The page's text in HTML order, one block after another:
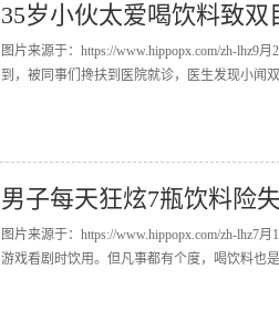
35岁小伙太爱喝饮料致
图片来源于：https://www.hippopx.com/zh-lhz9
到，被同事们搀扶到医院就诊，医生发现小闻
男子每天狂炫7瓶饮料险
图片来源于：https://www.hippopx.com/zh-lhz7
游戏看剧时饮用。但凡事都有个度，喝饮料也